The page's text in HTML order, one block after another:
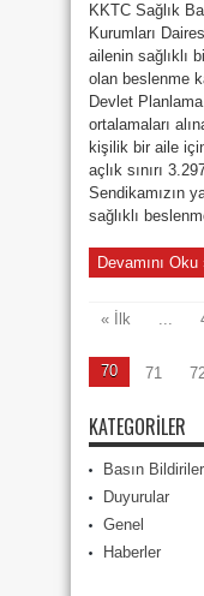
KKTC Sağlık
Kurumları
ailenin sağlıklı
olan beslenme
Devlet
ortalamaları
kişilik bir aile
açlık sınırı
Sendikamızın
sağlıklı
Devamını Oku
« İlk ...
70
71
KATEGORILER
Basın
Duyurular
Genel
Haberler